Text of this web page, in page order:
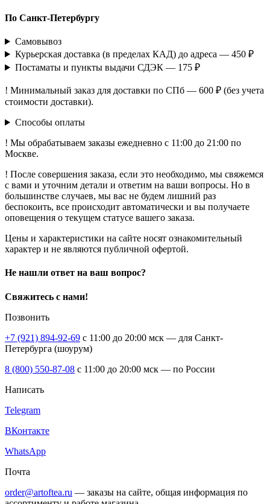
По Санкт-Петербургу
Самовывоз
Курьерская доставка (в пределах КАД) до адреса — 450 ₽
Постаматы и пункты выдачи СДЭК — 175 ₽
! Минимальный заказ для доставки по СПб — 600 ₽ (без учета
стоимости доставки).
Способы оплаты
! Мы обрабатываем заказы ежедневно с 11:00 до 21:00 по
Москве.
! После совершения заказа, если это необходимо, мы свяжемся
с вами и уточним детали и ответим на ваши вопросы. Но в
большинстве случаев, мы вас не будем лишний раз
беспокоить, все происходит автоматически и вы получаете
оповещения о текущем статусе вашего заказа.
Цены и характеристики на сайте носят ознакомительный
характер и не являются публичной офертой.
Не нашли ответ на ваш вопрос?
Свяжитесь с нами!
Позвонить
+7 (921) 894-92-69 c 11:00 до 20:00 мск — для Санкт-
Петербурга (шоурум)
8 (800) 550-87-08 c 11:00 до 20:00 мск — по России
Написать
Telegram
ВКонтакте
WhatsApp
Почта
order@artoftea.ru — заказы на сайте, общая информация по